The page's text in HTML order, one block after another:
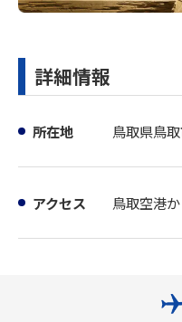
詳細情報
所在地 鳥取県鳥
アクセス 鳥取空港